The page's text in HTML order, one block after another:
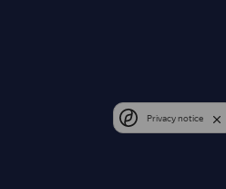
Privacy notice